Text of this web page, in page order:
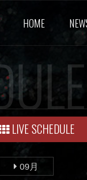
HOME
LIVE SCHEDULE
09月